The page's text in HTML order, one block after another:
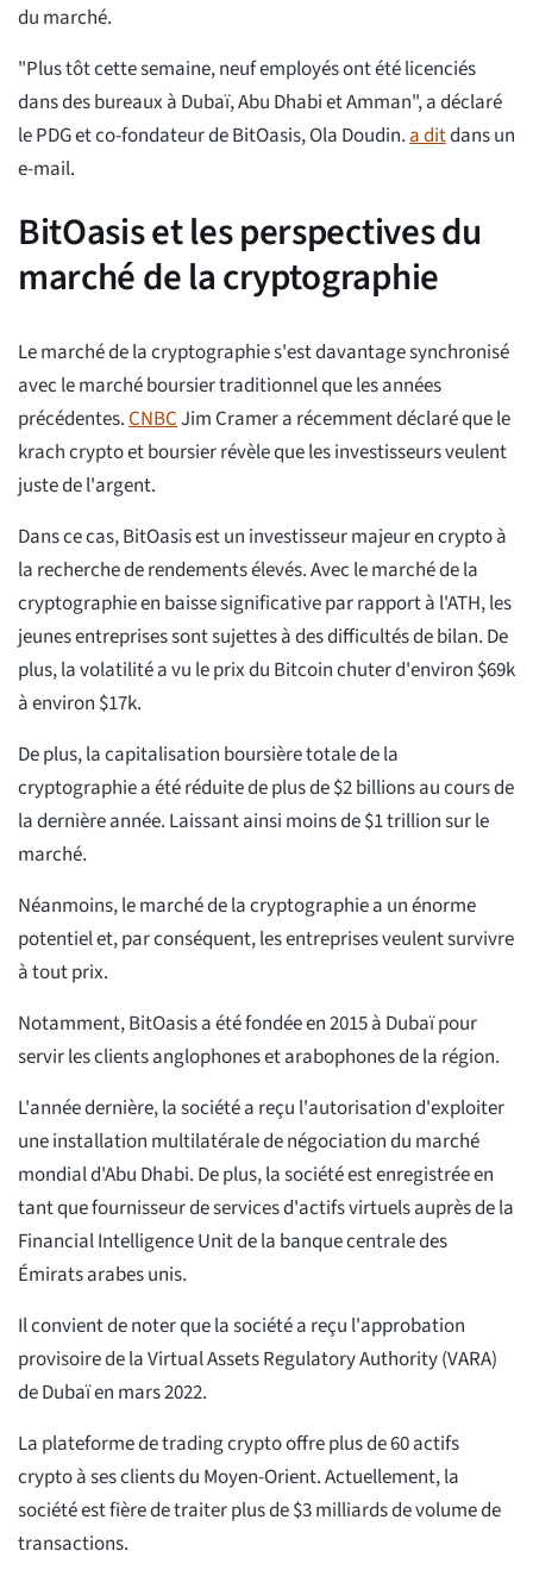
du marché.
"Plus tôt cette semaine, neuf employés ont été licenciés
dans des bureaux à Dubaï, Abu Dhabi et Amman", a déclaré
le PDG et co-fondateur de BitOasis, Ola Doudin. a ditdans un
e-mail.
BitOasis et les perspectives du
marché de la cryptographie
Le marché de la cryptographie s'est davantage synchronisé
avec le marché boursier traditionnel que les années
précédentes.CNBCJim Cramer a récemment déclaré que le
krach crypto et boursier révèle que les investisseurs veulent
juste de l'argent.
Dans ce cas, BitOasis est un investisseur majeur en crypto à
la recherche de rendements élevés. Avec le marché de la
cryptographie en baisse significative par rapport à l'ATH, les
jeunes entreprises sont sujettes à des difficultés de bilan. De
plus, la volatilité a vu le prix du Bitcoin chuter d'environ $69k
à environ $17k.
De plus, la capitalisation boursière totale de la
cryptographie a été réduite de plus de $2 billions au cours de
la dernière année. Laissant ainsi moins de $1 trillion sur le
marché.
Néanmoins, le marché de la cryptographie a un énorme
potentiel et, par conséquent, les entreprises veulent survivre
à tout prix.
Notamment, BitOasis a été fondée en 2015 à Dubaï pour
servir les clients anglophones et arabophones de la région.
L'année dernière, la société a reçu l'autorisation d'exploiter
une installation multilatérale de négociation du marché
mondial d'Abu Dhabi. De plus, la société est enregistrée en
tant que fournisseur de services d'actifs virtuels auprès de la
Financial Intelligence Unit de la banque centrale des
Émirats arabes unis.
Il convient de noter que la société a reçu l'approbation
provisoire de la Virtual Assets Regulatory Authority (VARA)
de Dubaï en mars 2022.
La plateforme de trading crypto offre plus de 60 actifs
crypto à ses clients du Moyen-Orient. Actuellement, la
société est fière de traiter plus de $3 milliards de volume de
transactions.